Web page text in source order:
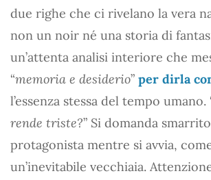
due righe che ci rivelano la vera
non un noir né una storia di
un’attenta analisi interiore che
“memoria e desiderio” per dirla
l’essenza stessa del tempo umano.
rende triste?” Si domanda
protagonista mentre si avvia,
un’inevitabile vecchiaia.